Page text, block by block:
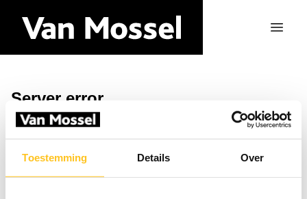
Toestemming Details Over
Server error